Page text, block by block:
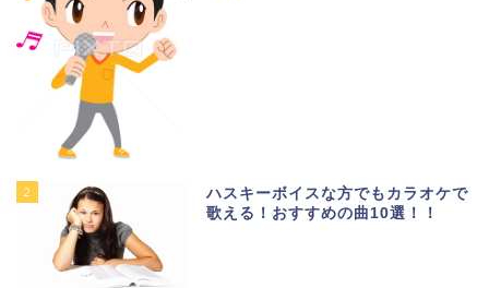
2
ハスキーボイスな方でもカラオケで
歌える！おすすめの曲10選！！